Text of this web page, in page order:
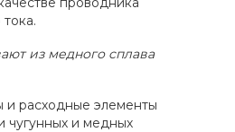
из медного сплава
и расходные элементы
чугунных и медных